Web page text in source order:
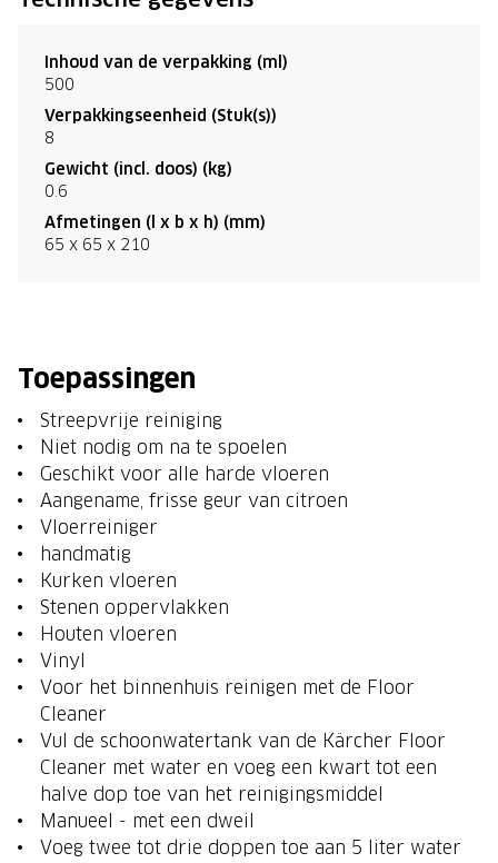
Inhoud van de verpakking (ml)
500
Verpakkingseenheid (Stuk(s))
8
Gewicht (incl. doos) (kg)
0.6
Afmetingen (l x b x h) (mm)
65 x 65 x 210
Toepassingen
Streepvrije reiniging
Niet nodig om na te spoelen
Geschikt voor alle harde vloeren
Aangename, frisse geur van citroen
Vloerreiniger
handmatig
Kurken vloeren
Stenen oppervlakken
Houten vloeren
Vinyl
Voor het binnenhuis reinigen met de Floor
Cleaner
Vul de schoonwatertank van de Kärcher Floor
Cleaner met water en voeg een kwart tot een
halve dop toe van het reinigingsmiddel
Manueel - met een dweil
Voeg twee tot drie doppen toe aan 5 liter water